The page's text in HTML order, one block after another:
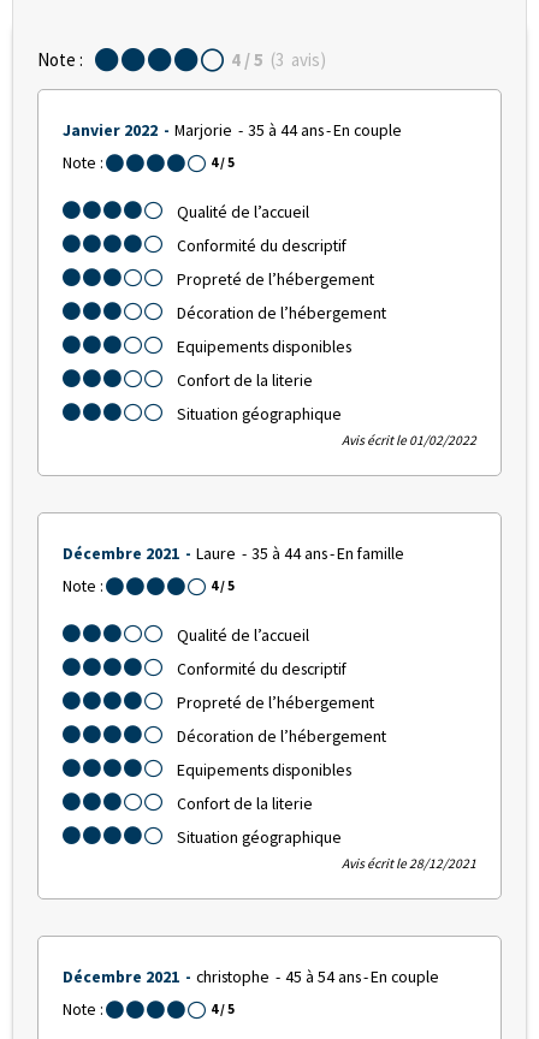
Note : 4 / 5 (3 avis)
Janvier 2022 Marjorie 35 à 44 ans En couple
Note :
4 / 5
Qualité de l’accueil
Conformité du descriptif
Propreté de l’hébergement
Décoration de l’hébergement
Equipements disponibles
Confort de la literie
Situation géographique
Avis écrit le 01/02/2022
Décembre 2021 Laure 35 à 44 ans En famille
Note :
4 / 5
Qualité de l’accueil
Conformité du descriptif
Propreté de l’hébergement
Décoration de l’hébergement
Equipements disponibles
Confort de la literie
Situation géographique
Avis écrit le 28/12/2021
Décembre 2021 christophe 45 à 54 ans En couple
Note :
4 / 5